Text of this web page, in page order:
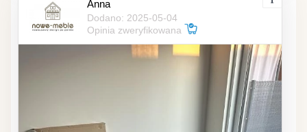
Anna
Dodano: 2025-05-04
Opinia zweryfikowana